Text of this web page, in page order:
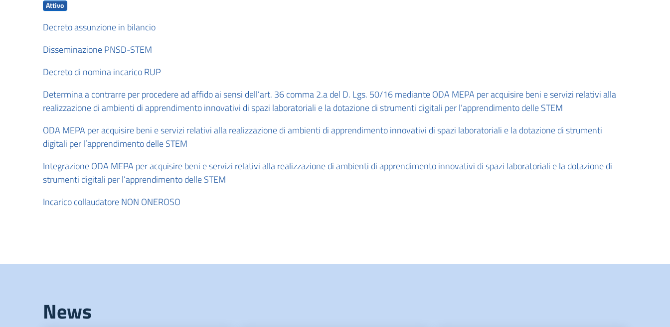
Attivo
Decreto assunzione in bilancio
Disseminazione PNSD-STEM
Decreto di nomina incarico RUP
Determina a contrarre per procedere ad affido ai sensi dell’art. 36 comma 2.a del D. Lgs. 50/16 mediante ODA MEPA per acquisire beni e servizi relativi alla
realizzazione di ambienti di apprendimento innovativi di spazi laboratoriali e la dotazione di strumenti digitali per l’apprendimento delle STEM
ODA MEPA per acquisire beni e servizi relativi alla realizzazione di ambienti di apprendimento innovativi di spazi laboratoriali e la dotazione di strumenti
digitali per l’apprendimento delle STEM
Integrazione ODA MEPA per acquisire beni e servizi relativi alla realizzazione di ambienti di apprendimento innovativi di spazi laboratoriali e la dotazione di
strumenti digitali per l’apprendimento delle STEM
Incarico collaudatore NON ONEROSO
News